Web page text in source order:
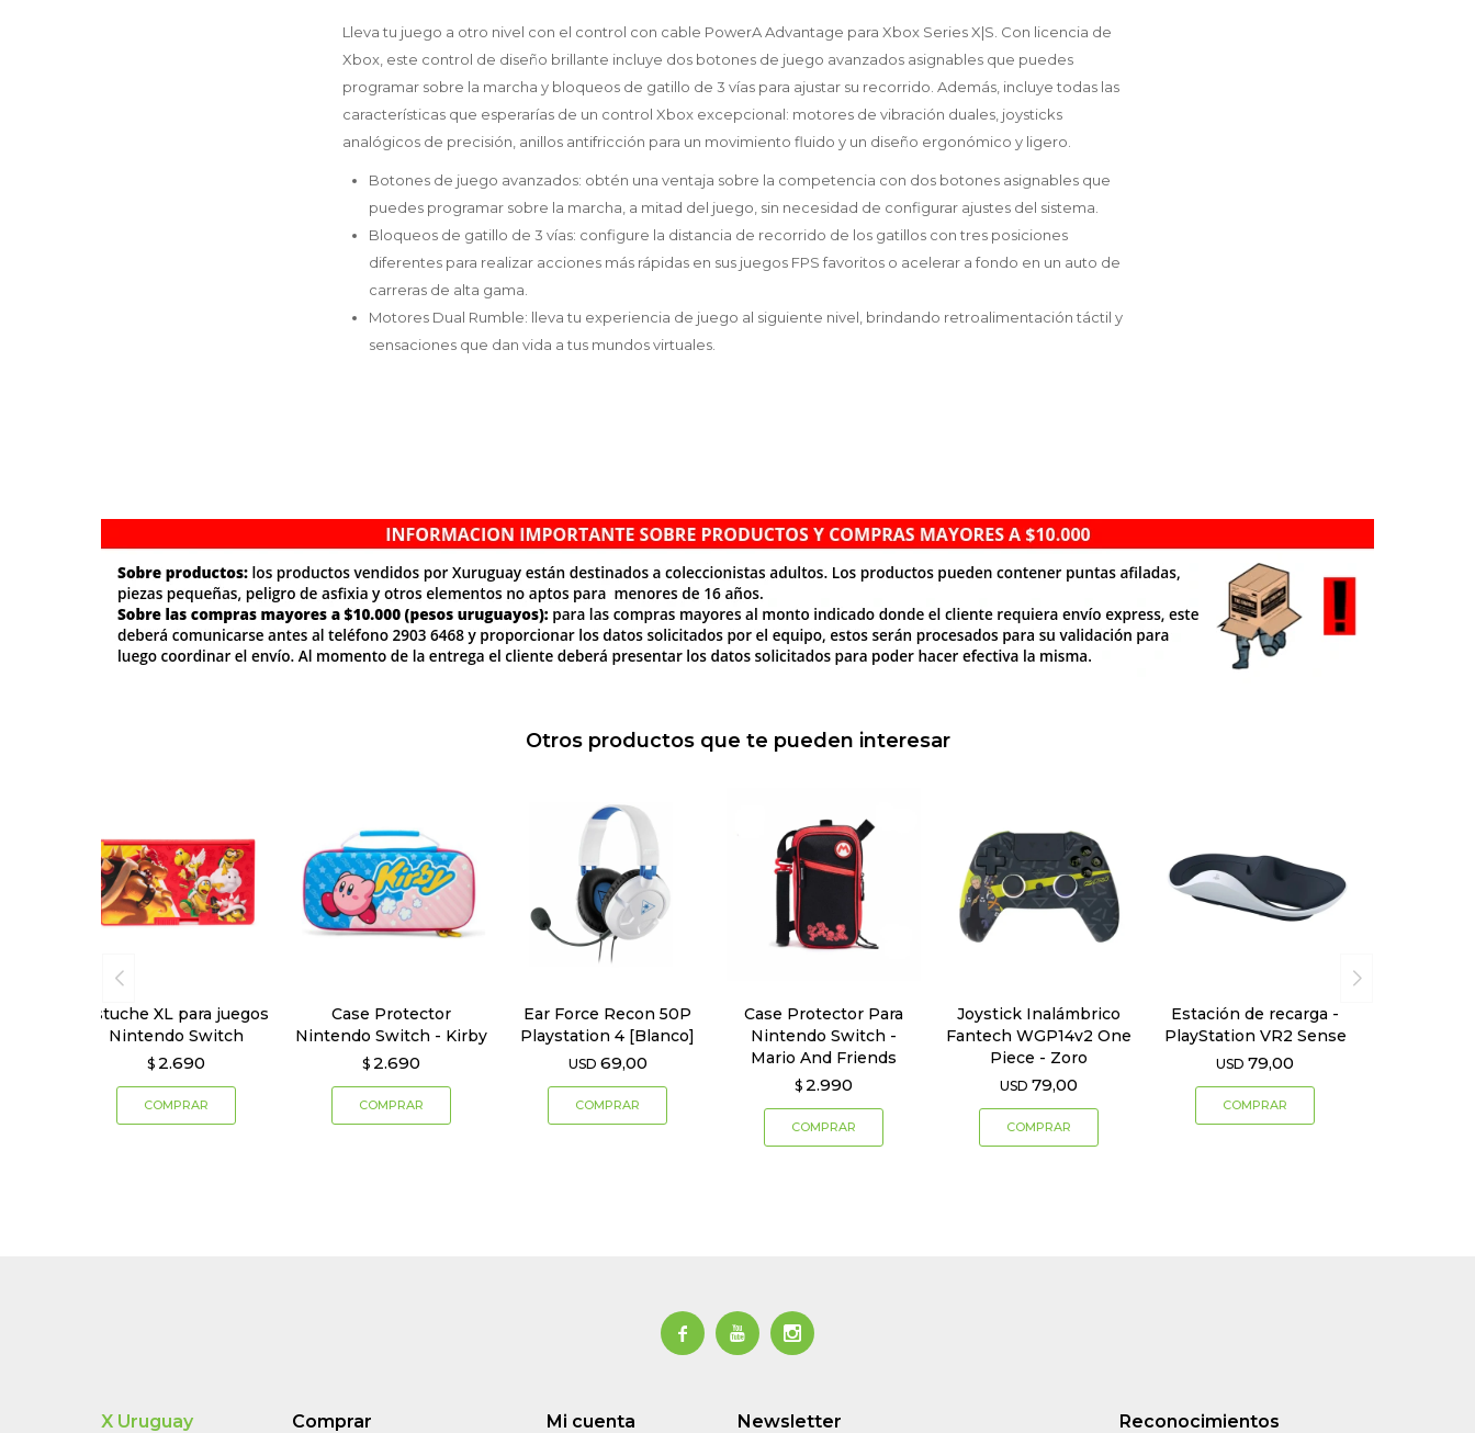
Lleva tu juego a otro nivel con el control con cable PowerA Advantage para Xbox Series X|S. Con licencia de
Xbox, este control de diseño brillante incluye dos botones de juego avanzados asignables que puedes
programar sobre la marcha y bloqueos de gatillo de 3 vías para ajustar su recorrido. Además, incluye todas las
características que esperarías de un control Xbox excepcional: motores de vibración duales, joysticks
analógicos de precisión, anillos antifricción para un movimiento fluido y un diseño ergonómico y ligero.
Botones de juego avanzados: obtén una ventaja sobre la competencia con dos botones asignables que
puedes programar sobre la marcha, a mitad del juego, sin necesidad de configurar ajustes del sistema.
Bloqueos de gatillo de 3 vías: configure la distancia de recorrido de los gatillos con tres posiciones
diferentes para realizar acciones más rápidas en sus juegos FPS favoritos o acelerar a fondo en un auto de
carreras de alta gama.
Motores Dual Rumble: lleva tu experiencia de juego al siguiente nivel, brindando retroalimentación táctil y
sensaciones que dan vida a tus mundos virtuales.
Otros productos que te pueden interesar
Estuche XL para juegos
Nintendo Switch
$ 2.690
Case Protector
Nintendo Switch - Kirby
$ 2.690
Ear Force Recon 50P
Playstation 4 [Blanco]
USD 69,00
Case Protector Para
Nintendo Switch -
Mario And Friends
$ 2.990
Joystick Inalámbrico
Fantech WGP14v2 One
Piece - Zoro
USD 79,00
Estación de recarga -
PlayStation VR2 Sense
USD 79,00
  
Reconocimientos
X Uruguay Comprar Mi cuenta Newsletter